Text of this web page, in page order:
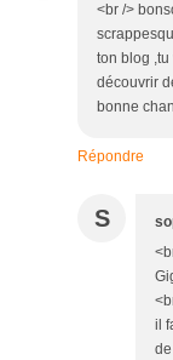
<br />
ton blog ,tu
découvrir
bonne
Répondre
S
il